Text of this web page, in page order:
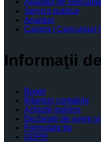
Aparatul de
Servicii publice
Anunturi
Cariera | Concursuri
Informaţii
Buget
Bilanţuri contabile
Achiziţii publice
Declaratii de avere
Formulare tip
GDPR